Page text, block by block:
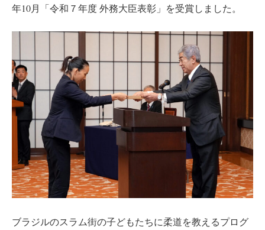
年10月「令和７年度 外務大臣表彰」を受賞しました。
ブラジルのスラム街の子どもたちに柔道を教えるプログ